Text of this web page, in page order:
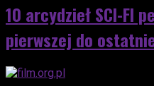
10 arcydzieł SCI-FI
pierwszej do